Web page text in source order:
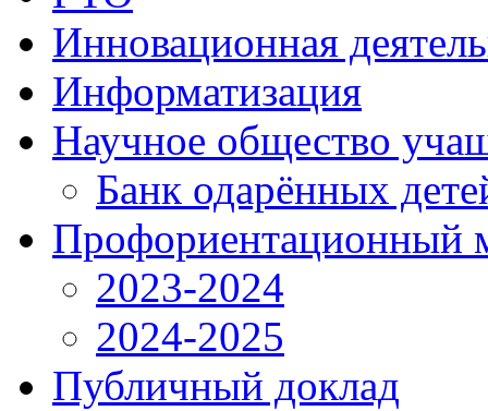
Инновационная
Информатизация
Научное общество
Банк одарённых
Профориентационный
2023-2024
2024-2025
Публичный доклад